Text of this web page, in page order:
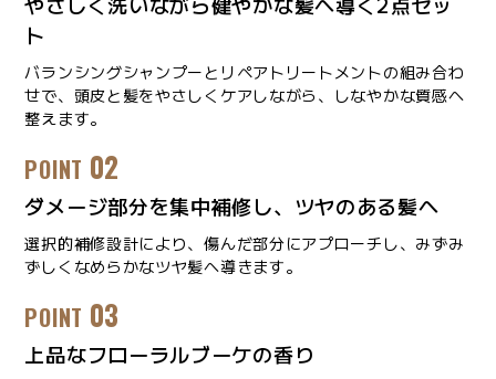
ト
バランシングシャンプーとリペアトリートメントの組み合わ
せで、頭皮と髪をやさしくケアしながら、しなやかな質感へ
整えます。
POINT 02
ダメージ部分を集中補修し、ツヤのある髪へ
選択的補修設計により、傷んだ部分にアプローチし、みずみ
ずしくなめらかなツヤ髪へ導きます。
POINT 03
上品なフローラルブーケの香り